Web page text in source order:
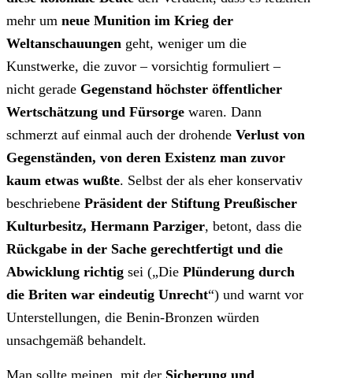
mehr um neue Munition im Krieg der
Weltanschauungen geht, weniger um die
Kunstwerke, die zuvor – vorsichtig formuliert –
nicht gerade Gegenstand höchster öffentlicher
Wertschätzung und Fürsorge waren. Dann
schmerzt auf einmal auch der drohende Verlust von
Gegenständen, von deren Existenz man zuvor
kaum etwas wußte. Selbst der als eher konservativ
beschriebene Präsident der Stiftung Preußischer
Kulturbesitz, Hermann Parziger, betont, dass die
Rückgabe in der Sache gerechtfertigt und die
Abwicklung richtig sei („Die Plünderung durch
die Briten war eindeutig Unrecht“) und warnt vor
Unterstellungen, die Benin-Bronzen würden
unsachgemäß behandelt.
Man sollte meinen, mit der Sicherung und